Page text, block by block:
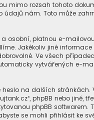
mimo rozsah tohoto
údajů nám. Toto může
osobní, platnou e-
Jakékoliv jiné
Ve všech
vytvářených e-
na dalších stránkách.
phpBB nebo jiné,
phpBB
se mohli přihlásit ke